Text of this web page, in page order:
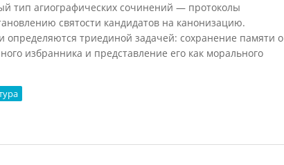
тип агиографических сочинений — протоколы
святости кандидатов на канонизацию.
триединой задачей: сохранение памяти о
избранника и представление его как морального